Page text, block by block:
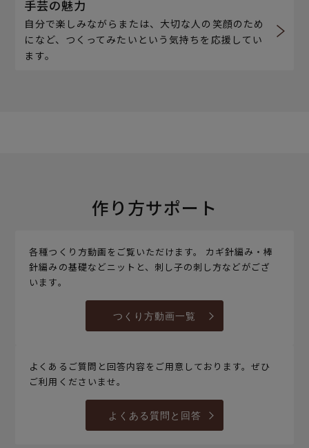
手芸の魅力
自分で楽しみながらまたは、大切な人の笑顔のため
になど、つくってみたいという気持ちを応援してい
ます。
作り方サポート
各種つくり方動画をご覧いただけます。 カギ針編み・棒
針編みの基礎などニットと、刺し子の刺し方などがござ
います。
つくり方動画一覧
よくあるご質問と回答内容をご用意しております。ぜひ
ご利用くださいませ。
よくある質問と回答